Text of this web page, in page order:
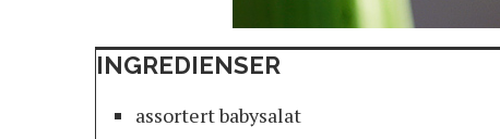
INGREDIENSER
assortert babysalat